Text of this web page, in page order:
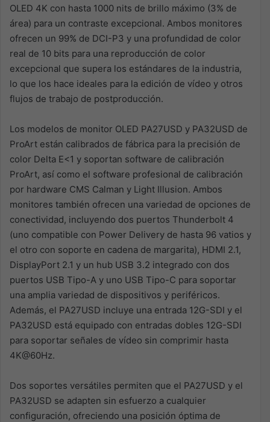
OLED 4K con hasta 1000 nits de brillo máximo (3% de
área) para un contraste excepcional. Ambos monitores
ofrecen un 99% de DCI-P3 y una profundidad de color
real de 10 bits para una reproducción de color
excepcional que supera los estándares de la industria,
lo que los hace ideales para la edición de vídeo y otros
flujos de trabajo de postproducción.
Los modelos de monitor OLED PA27USD y PA32USD de
ProArt están calibrados de fábrica para la precisión de
color Delta E<1 y soportan software de calibración
ProArt, así como el software profesional de calibración
por hardware CMS Calman y Light Illusion. Ambos
monitores también ofrecen una variedad de opciones de
conectividad, incluyendo dos puertos Thunderbolt 4
(uno compatible con Power Delivery de hasta 96 vatios y
el otro con soporte en cadena de margarita), HDMI 2.1,
DisplayPort 2.1 y un hub USB 3.2 integrado con dos
puertos USB Tipo-A y uno USB Tipo-C para soportar
una amplia variedad de dispositivos y periféricos.
Además, el PA27USD incluye una entrada 12G-SDI y el
PA32USD está equipado con entradas dobles 12G-SDI
para soportar señales de vídeo sin comprimir hasta
4K@60Hz.
Dos soportes versátiles permiten que el PA27USD y el
PA32USD se adapten sin esfuerzo a cualquier
configuración, ofreciendo una posición óptima de